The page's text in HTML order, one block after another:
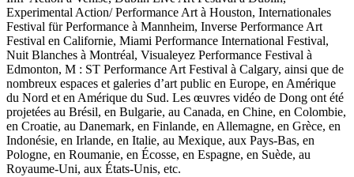
Experimental Action/ Performance Art à Houston, Internationales
Festival für Performance à Mannheim, Inverse Performance Art
Festival en Californie, Miami Performance International Festival,
Nuit Blanches à Montréal, Visualeyez Performance Festival à
Edmonton, M : ST Performance Art Festival à Calgary, ainsi que de
nombreux espaces et galeries d’art public en Europe, en Amérique
du Nord et en Amérique du Sud. Les œuvres vidéo de Dong ont été
projetées au Brésil, en Bulgarie, au Canada, en Chine, en Colombie,
en Croatie, au Danemark, en Finlande, en Allemagne, en Grèce, en
Indonésie, en Irlande, en Italie, au Mexique, aux Pays-Bas, en
Pologne, en Roumanie, en Écosse, en Espagne, en Suède, au
Royaume-Uni, aux États-Unis, etc.